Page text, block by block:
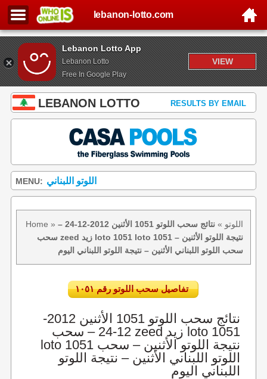
Lebanon Lotto App
Lebanon Lotto
Free In Google Play
VIEW
lebanon-lotto.com
LEBANON LOTTO RESULTS BY EMAIL
MENU: اللوتو اللبناني
Home » اللوتو »
نتائج سحب اللوتو 1051 الأثنين 2012-12-24 –
سحب zeed زيد loto 1051 loto 1051 نتيجة اللوتو الأثنين –
سحب اللوتو اللبناني الأثنين – نتيجة اللوتو اللبناني اليوم
تفاصيل سحب اللوتو رقم ١٠٥١
نتائج سحب اللوتو 1051 الأثنين 2012-
12-24 – سحب zeed زيد loto 1051
loto 1051 نتيجة اللوتو الأثنين – سحب
اللوتو اللبناني الأثنين – نتيجة اللوتو
اللبناني اليوم